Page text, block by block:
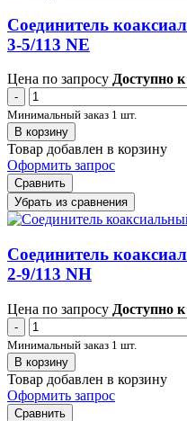
Соединитель
3-5/113 NE
Цена по запросу Доступно к
-
Минимальный заказ 1 шт.
В корзину
Товар добавлен в корзину
Оформить запрос
Сравнить
Убрать из сравнения
Соединитель
2-9/113 NH
Цена по запросу Доступно к
-
Минимальный заказ 1 шт.
В корзину
Товар добавлен в корзину
Оформить запрос
Сравнить